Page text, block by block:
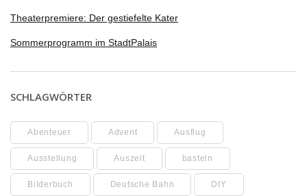
Theaterpremiere: Der gestiefelte Kater
Sommerprogramm im StadtPalais
SCHLAGWÖRTER
Abenteuer Advent Ausflug
Ausstellung Auszeit basteln
Bilderbuch Deutsche Bahn DIY